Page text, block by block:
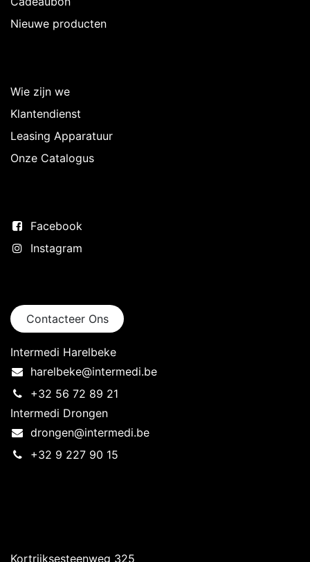
Nieuwe producten
Wie zijn we
Klantendienst
Leasing Apparatuur
Onze Catalogus
Facebook
Instagram
Contacteer Ons
Intermedi Harelbeke
harelbeke@intermedi.be
+32 56 72 89 21
Intermedi Drongen
drongen@intermedi.be
+32 9 227 90 15
Kortrijksesteenweg 325